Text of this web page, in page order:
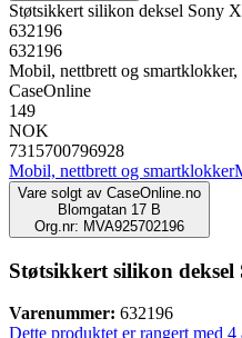
Støtsikkert silikon deksel Sony
632196
632196
Mobil, nettbrett og
CaseOnline
149
NOK
7315700796928
Mobil, nettbrett og smartklokker
Vare solgt av CaseOnline.no
Blomgatan 17 B
Org.nr: MVA925702196
Støtsikkert silikon
Varenummer: 632196
Dette produktet er rangert med 4